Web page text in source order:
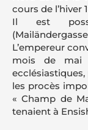
cours de l’hiver
Il est
L’empereur
mois de mai
les procès
« Champ de
tenaient à